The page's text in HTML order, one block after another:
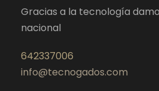
Gracias a la tecnología
nacional
642337006
info@tecnogados.com